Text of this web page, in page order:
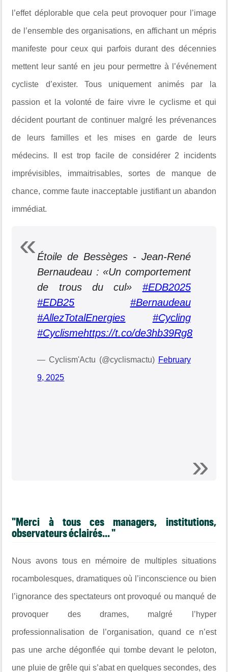
l’effet déplorable que cela peut provoquer pour l’image
de l’ensemble des organisations, en affichant un mépris
manifeste pour ceux qui parfois durant des décennies
mettent leur santé en jeu pour permettre à l’événement
cycliste d’exister. Tous uniquement animés par la
passion et la volonté de faire vivre le cyclisme et qui
décident pourtant de continuer malgré les prévenances
de leurs familles et les mises en garde de leurs
médecins. Il est trop facile de considérer 2 incidents
imprévisibles, immaitrisables, sortes de manque de
chance, comme faute inacceptable justifiant un abandon
immédiat.
Étoile de Bessèges - Jean-René
Bernaudeau : «Un comportement
de trous du cul» #EDB2025
#EDB25
#Bernaudeau
#AllezTotalEnergies
#Cycling
#Cyclismehttps://t.co/de3hb39Rg8
— Cyclism'Actu (@cyclismactu) February
9, 2025
"Merci à tous ces managers, institutions,
observateurs éclairés... "
Nous avons tous en mémoire de multiples situations
rocambolesques, dramatiques où l’inconscience ou bien
l’ignorance des spectateurs ont provoqué ou manqué de
provoquer des drames, malgré l’hyper
professionnalisation de l’organisation, quand ce n’est
pas une arche dégonflée qui tombe devant le peloton,
une pluie de grêle qui s’abat en quelques secondes, des